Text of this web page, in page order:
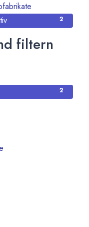
2
filtern
2